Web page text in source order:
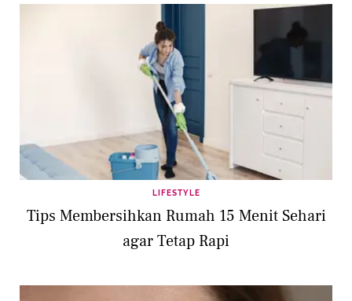
LIFESTYLE
Tips Membersihkan Rumah 15 Menit Sehari
agar Tetap Rapi